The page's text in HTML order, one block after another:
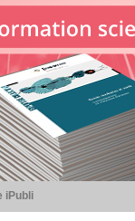
iPubli